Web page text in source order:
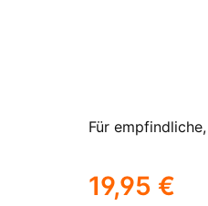
Für
Regulärer Preis:
19,95 €